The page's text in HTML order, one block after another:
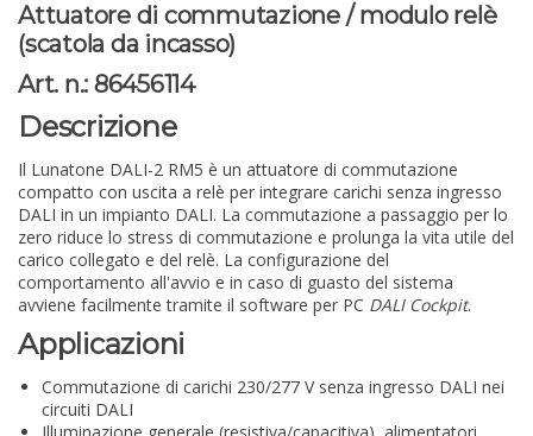
Attuatore di commutazione / modulo relè
(scatola da incasso)
Art. n.: 86456114
Descrizione
Il Lunatone DALI-2 RM5 è un attuatore di commutazione
compatto con uscita a relè per integrare carichi senza ingresso
DALI in un impianto DALI. La commutazione a passaggio per lo
zero riduce lo stress di commutazione e prolunga la vita utile del
carico collegato e del relè. La configurazione del
comportamento all'avvio e in caso di guasto del sistema
avviene facilmente tramite il software per PC DALI Cockpit.
Applicazioni
Commutazione di carichi 230/277 V senza ingresso DALI nei
circuiti DALI